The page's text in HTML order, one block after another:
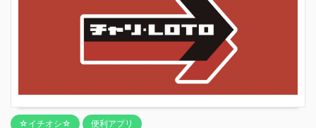
☆イチオシ☆ 便利アプリ